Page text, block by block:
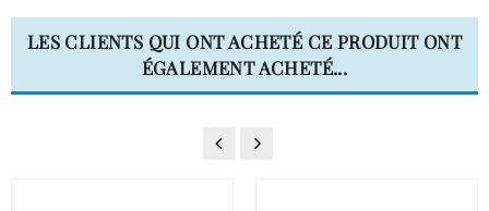
LES CLIENTS QUI ONT ACHETÉ CE PRODUIT ONT
ÉGALEMENT ACHETÉ...